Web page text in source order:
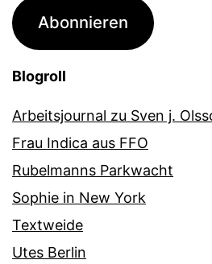
Adresse
Abonnieren
Blogroll
Arbeitsjournal zu Sven j.
Frau Indica aus FFO
Rubelmanns Parkwacht
Sophie in New York
Textweide
Utes Berlin